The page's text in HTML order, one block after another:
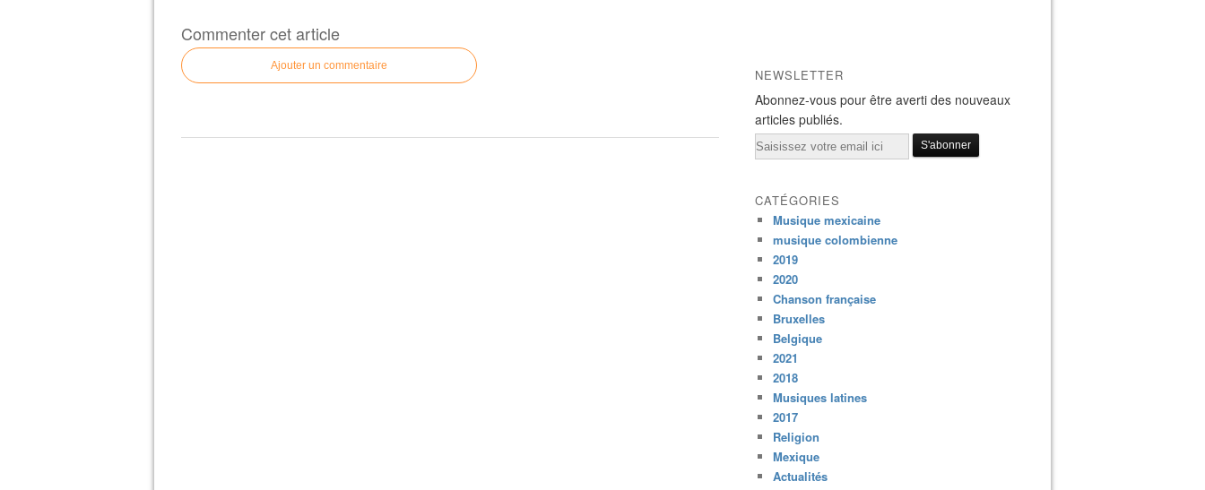
Commenter cet article
Ajouter un commentaire
NEWSLETTER
Abonnez-vous pour être averti des nouveaux
articles publiés.
Email
CATÉGORIES
Musique mexicaine
musique colombienne
2019
2020
Chanson française
Bruxelles
Belgique
2021
2018
Musiques latines
2017
Religion
Mexique
Actualités